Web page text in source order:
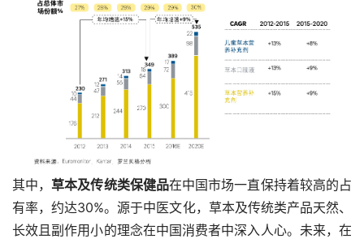
其中， 草本及传统类保健品在中国市场一直保持着较高的占
有率，约达30%。源于中医文化，草本及传统类产品天然、
长效且副作用小的理念在中国消费者中深入人心。未来，在